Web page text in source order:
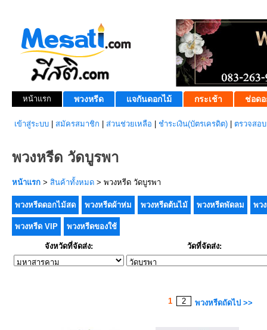
หน้าแรก พวงหรีด แจกันดอกไม้ กระเช้า ช่อดอ
เข้าสู่ระบบ สมัครสมาชิก ส่วนช่วยเหลือ ชำระเงิน(บัตรเครดิต) ตรวจสอ
พวงหรีด วัดบูรพา
หน้าแรก > สินค้าทั้งหมด > พวงหรีด วัดบูรพา
พวงหรีดดอกไม้สด พวงหรีดผ้าห่ม พวงหรีดต้นไม้ พวงหรีดพัดลม พว
พวงหรีด VIP พวงหรีดของใช้
จังหวัดที่จัดส่ง: วัดที่จัดส่ง:
1 2 พวงหรีดถัดไป >>